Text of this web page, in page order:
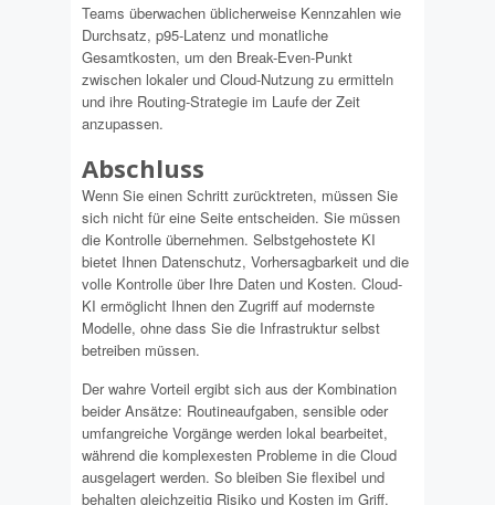
Teams überwachen üblicherweise Kennzahlen wie
Durchsatz, p95-Latenz und monatliche
Gesamtkosten, um den Break-Even-Punkt
zwischen lokaler und Cloud-Nutzung zu ermitteln
und ihre Routing-Strategie im Laufe der Zeit
anzupassen.
Abschluss
Wenn Sie einen Schritt zurücktreten, müssen Sie
sich nicht für eine Seite entscheiden. Sie müssen
die Kontrolle übernehmen. Selbstgehostete KI
bietet Ihnen Datenschutz, Vorhersagbarkeit und die
volle Kontrolle über Ihre Daten und Kosten. Cloud-
KI ermöglicht Ihnen den Zugriff auf modernste
Modelle, ohne dass Sie die Infrastruktur selbst
betreiben müssen.
Der wahre Vorteil ergibt sich aus der Kombination
beider Ansätze: Routineaufgaben, sensible oder
umfangreiche Vorgänge werden lokal bearbeitet,
während die komplexesten Probleme in die Cloud
ausgelagert werden. So bleiben Sie flexibel und
behalten gleichzeitig Risiko und Kosten im Griff.